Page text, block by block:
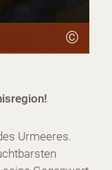
©
Urmeeres.